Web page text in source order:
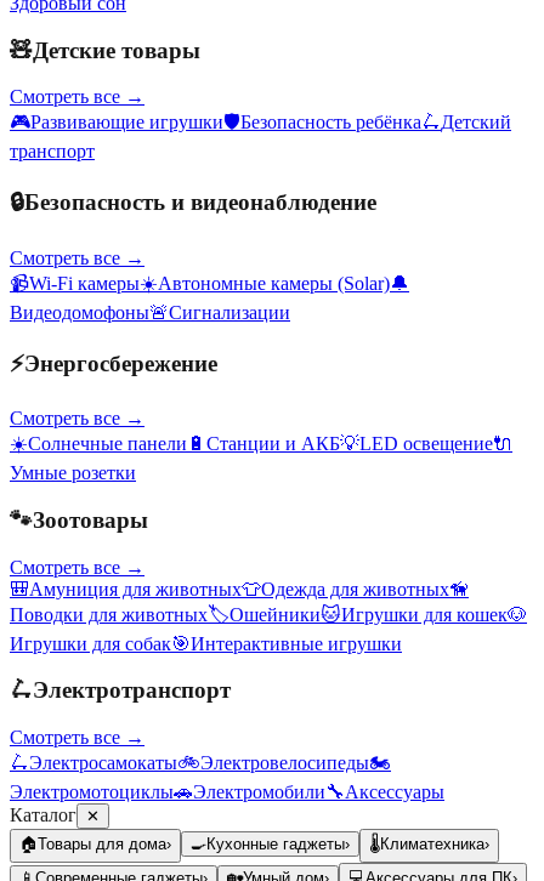
🧸Детские товары
Смотреть все →
🎮Развивающие игрушки🛡️Безопасность ребёнка🛴Детский
транспорт
🔒Безопасность и видеонаблюдение
Смотреть все →
📹Wi-Fi камеры☀️Автономные камеры (Solar)🔔
Видеодомофоны🚨Сигнализации
⚡Энергосбережение
Смотреть все →
☀️Солнечные панели 🔋 Станции и АКБ💡LED освещение🔌
Умные розетки
🐾Зоотовары
Смотреть все →
🎒Амуниция для животных👕Одежда для животных🦮
Поводки для животных🏷️Ошейники🐱Игрушки для кошек🐶
Игрушки для собак🎯Интерактивные игрушки
🛴Электротранспорт
Смотреть все →
🛴Электросамокаты🚲Электровелосипеды🏍️
Электромотоциклы🚗Электромобили🔧Аксессуары
Каталог ✕
🏠Товары для дома› 🍳Кухонные гаджеты› 🌡️Климатехника›